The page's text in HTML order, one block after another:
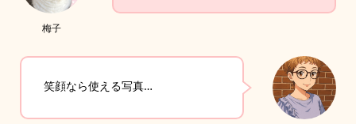
梅子
笑顔なら使える写真…